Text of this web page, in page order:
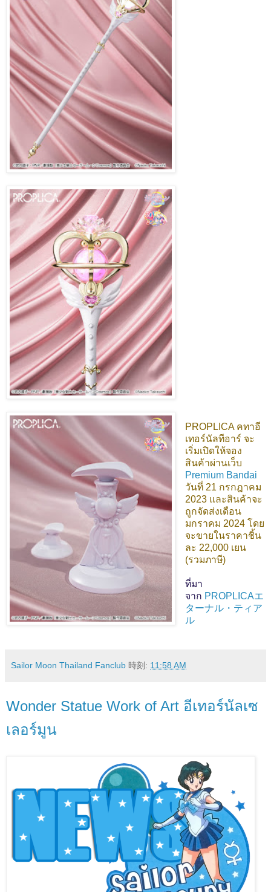
PROPLICA คทาอี
เทอร์นัลทีอาร์ จะ
เริ่มเปิดให้จอง
สินค้าผ่านเว็บ
Premium Bandai
วันที่ 21 กรกฎาคม
2023 และสินค้าจะ
ถูกจัดส่งเดือน
มกราคม 2024 โดย
จะขายในราคาชิ้น
ละ 22,000 เยน
(รวมภาษี)
ที่มา
จาก PROPLICAエ
ターナル・ティア
ル
Sailor Moon Thailand Fanclub 時刻: 11:58 AM
Wonder Statue Work of Art อีเทอร์นัลเซ
เลอร์มูน